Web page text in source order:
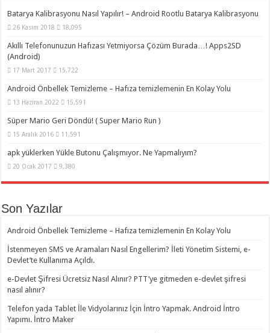
Batarya Kalibrasyonu Nasıl Yapılır! – Android Rootlu Batarya Kalibrasyonu
26 Kasım 2018 18,095
Akıllı Telefonunuzun Hafızası Yetmiyorsa Çözüm Burada…! Apps2SD
(Android)
17 Mart 2017 15,722
Android Önbellek Temizleme – Hafıza temizlemenin En Kolay Yolu
13 Haziran 2022 15,591
Süper Mario Geri Döndü! ( Super Mario Run )
15 Aralık 2016 11,591
apk yüklerken Yükle Butonu Çalışmıyor. Ne Yapmalıyım?
20 Ocak 2017 9,380
Son Yazılar
Android Önbellek Temizleme – Hafıza temizlemenin En Kolay Yolu
İstenmeyen SMS ve Aramaları Nasıl Engellerim? İleti Yönetim Sistemi, e-
Devlet’te Kullanıma Açıldı.
e-Devlet Şifresi Ücretsiz Nasıl Alınır? PTT’ye gitmeden e-devlet şifresi
nasıl alınır?
Telefon yada Tablet İle Vidyolarınız İçin İntro Yapmak. Android İntro
Yapımı. İntro Maker